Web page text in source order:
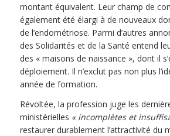
montant équivalent. Leur champ de
également été élargi à de nouveaux
de l’endométriose. Parmi d’autres
des Solidarités et de la Santé entend
des « maisons de naissance », dont il
déploiement. Il n’exclut pas non plus
année de formation.
Révoltée, la profession juge les
ministérielles « incomplètes et
restaurer durablement l’attractivité du